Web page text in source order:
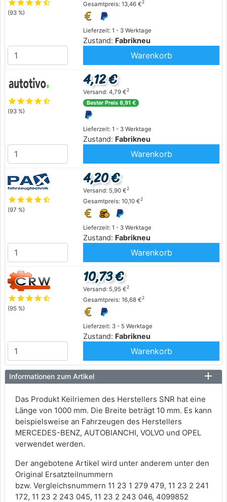
starstarstarstarstar_half
(93 %)
Lieferzeit: 1 - 3 Werktage
Zustand: Fabrikneu
Gesamtpreis: 13,46 €2
Warenkorb
starstarstarstarstar_half
(93 %)
Lieferzeit: 1 - 3 Werktage
Zustand: Fabrikneu
4,12 €
Versand: 4,79 €2
Bester Preis 8,91 €
Warenkorb
starstarstarstarstar_half
(97 %)
Lieferzeit: 1 - 3 Werktage
Zustand: Fabrikneu
4,20 €
Versand: 5,90 €2
Gesamtpreis: 10,10 €2
Warenkorb
starstarstarstarstar_half
(95 %)
Lieferzeit: 3 - 5 Werktage
Zustand: Fabrikneu
10,73 €
Versand: 5,95 €2
Gesamtpreis: 16,68 €2
Warenkorb
Informationen zum Artikel
Das Produkt Keilriemen des Herstellers SNR hat eine
Länge von 1000 mm. Die Breite beträgt 10 mm. Es kann
beispielsweise an Fahrzeugen des Herstellers
MERCEDES-BENZ, AUTOBIANCHI, VOLVO und OPEL
verwendet werden.
Der angebotene Artikel wird unter anderem unter den
Original Ersatzteilnummern
bzw. Vergleichsnummern 11 23 1 279 479, 11 23 2 241
172, 11 23 2 243 045, 11 23 2 243 046, 4099852